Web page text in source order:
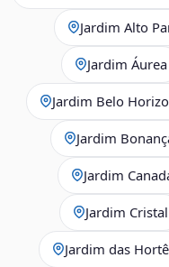
Jardim Alto
Jardim Áurea
Jardim Belo
Jardim
Jardim
Jardim Cristal
Jardim das